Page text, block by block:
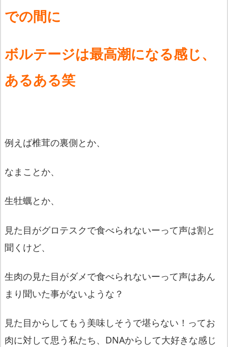
での間に
ボルテージは最高潮になる感じ、
あるある笑
例えば椎茸の裏側とか、
なまことか、
生牡蠣とか、
見た目がグロテスクで食べられないーって声は割と
聞くけど、
生肉の見た目がダメで食べられないーって声はあん
まり聞いた事がないような？
見た目からしてもう美味しそうで堪らない！ ってお
肉に対して思う私たち、DNAからして大好きな感じ